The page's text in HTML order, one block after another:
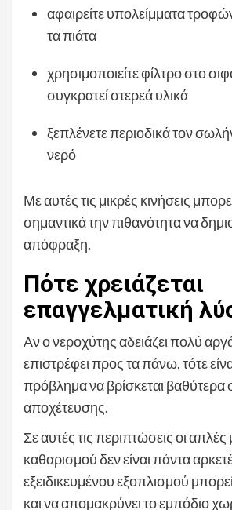
αφαιρείτε υπολείμματα
τα πιάτα
χρησιμοποιείτε φίλτρο στο
συγκρατεί στερεά υλικά
ξεπλένετε περιοδικά τον
νερό
Με αυτές τις μικρές κινήσεις
σημαντικά την πιθανότητα να
απόφραξη.
Πότε χρειάζεται
επαγγελματική
Αν ο νεροχύτης αδειάζει πολύ
επιστρέφει προς τα πάνω, τότε
πρόβλημα να βρίσκεται βαθύτερα
αποχέτευσης.
Σε αυτές τις περιπτώσεις οι απλές
καθαρισμού δεν είναι πάντα
εξειδικευμένου εξοπλισμού
και να απομακρύνει το εμπόδιο